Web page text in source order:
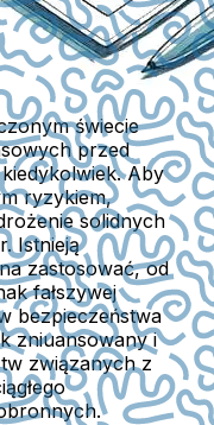
świecie
przed
Aby
ryzykiem,
solidnych
Istnieją
zastosować, od
fałszywej
bezpieczeństwa
zniuansowany i
związanych z